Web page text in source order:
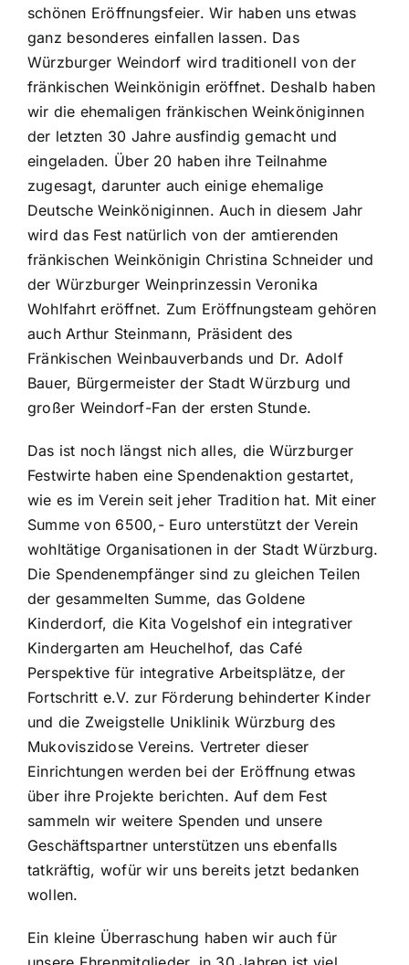
schönen Eröffnungsfeier. Wir haben uns etwas
ganz besonderes einfallen lassen. Das
Würzburger Weindorf wird traditionell von der
fränkischen Weinkönigin eröffnet. Deshalb haben
wir die ehemaligen fränkischen Weinköniginnen
der letzten 30 Jahre ausfindig gemacht und
eingeladen. Über 20 haben ihre Teilnahme
zugesagt, darunter auch einige ehemalige
Deutsche Weinköniginnen. Auch in diesem Jahr
wird das Fest natürlich von der amtierenden
fränkischen Weinkönigin Christina Schneider und
der Würzburger Weinprinzessin Veronika
Wohlfahrt eröffnet. Zum Eröffnungsteam gehören
auch Arthur Steinmann, Präsident des
Fränkischen Weinbauverbands und Dr. Adolf
Bauer, Bürgermeister der Stadt Würzburg und
großer Weindorf-Fan der ersten Stunde.
Das ist noch längst nich alles, die Würzburger
Festwirte haben eine Spendenaktion gestartet,
wie es im Verein seit jeher Tradition hat. Mit einer
Summe von 6500,- Euro unterstützt der Verein
wohltätige Organisationen in der Stadt Würzburg.
Die Spendenempfänger sind zu gleichen Teilen
der gesammelten Summe, das Goldene
Kinderdorf, die Kita Vogelshof ein integrativer
Kindergarten am Heuchelhof, das Café
Perspektive für integrative Arbeitsplätze, der
Fortschritt e.V. zur Förderung behinderter Kinder
und die Zweigstelle Uniklinik Würzburg des
Mukoviszidose Vereins. Vertreter dieser
Einrichtungen werden bei der Eröffnung etwas
über ihre Projekte berichten. Auf dem Fest
sammeln wir weitere Spenden und unsere
Geschäftspartner unterstützen uns ebenfalls
tatkräftig, wofür wir uns bereits jetzt bedanken
wollen.
Ein kleine Überraschung haben wir auch für